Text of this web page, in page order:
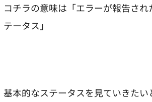
コチラの意味は「エラーが報告さ
テータス」
基本的なステータスを見ていきたい